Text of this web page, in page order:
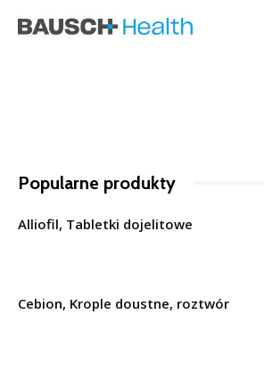
Popularne produkty
Alliofil, Tabletki dojelitowe
Cebion, Krople doustne, roztwór